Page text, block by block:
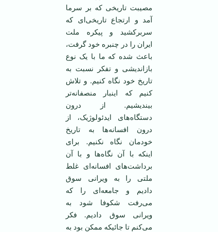
مصیبت تاریخی که بر سرما
آمد و ارتجاع تاریخی‌ای که
سربرکشید و پیکره ملت
ایران را در چنبره خود گرفت،
باعث شده که ما با یک نوع
بازاندیشی و تفکر نسبت به
تاریخ خود نگاه کنیم. و تلاش
کنیم که اینبار منصفانه‌تر
بیندیشیم. از درون
دستگاه‌های ایدئولوژیک، از
درون افسانه‌ها به تاریخ
خودمان نگاه نکنیم. برای
اینکه با آن نگاه‌ها و با آن
برداشت‌های افسانه‌ای غلط
ملتی را به ویرانی سوق
دادیم و جامعه‌ای را که
می‌رفت شکوفا شود به
ویرانی سوق دادیم. فکر
می‌کنم تا جائیکه ممکن بود به